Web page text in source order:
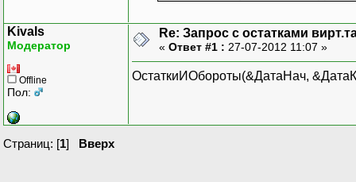
Kivals
Модератор
Offline
Пол:
Re: Запрос с остатками
« Ответ #1 : 27-07-2012 11:07 »
ОстаткиИОбороты(&ДатаНач,
Страниц: [1] Вверх